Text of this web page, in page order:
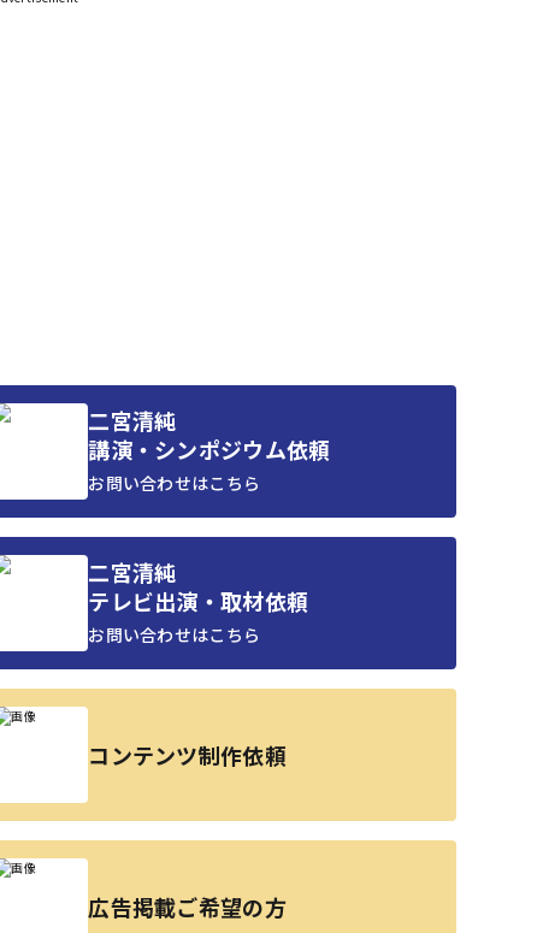
二宮清純
講演・シンポジウム依頼
お問い合わせはこちら
二宮清純
テレビ出演・取材依頼
お問い合わせはこちら
コンテンツ制作依頼
広告掲載ご希望の方